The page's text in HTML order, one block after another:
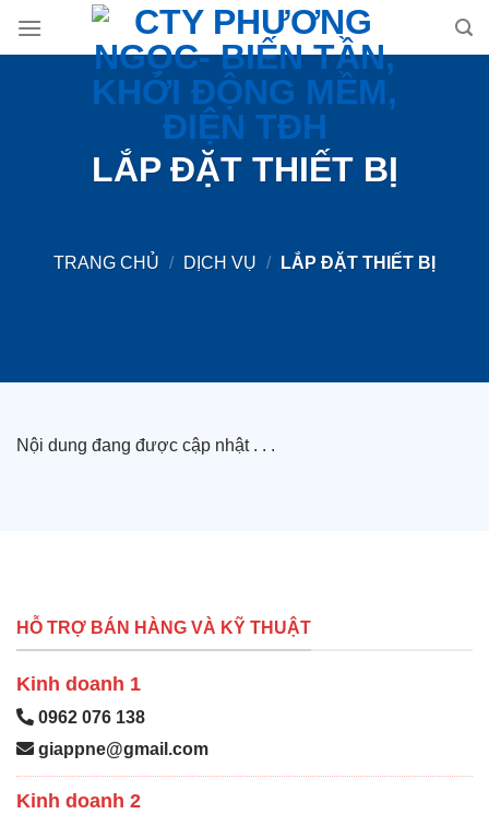
LẮP ĐẶT THIẾT BỊ
TRANG CHỦ / DỊCH VỤ / LẮP ĐẶT THIẾT BỊ
Nội dung đang được cập nhật . . .
HỖ TRỢ BÁN HÀNG VÀ KỸ THUẬT
Kinh doanh 1
0962 076 138
giappne@gmail.com
Kinh doanh 2